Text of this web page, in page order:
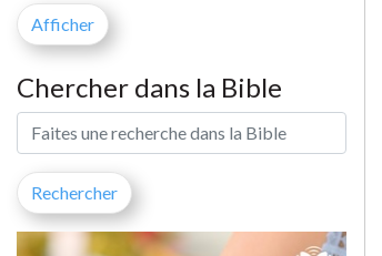
Chercher dans la Bible